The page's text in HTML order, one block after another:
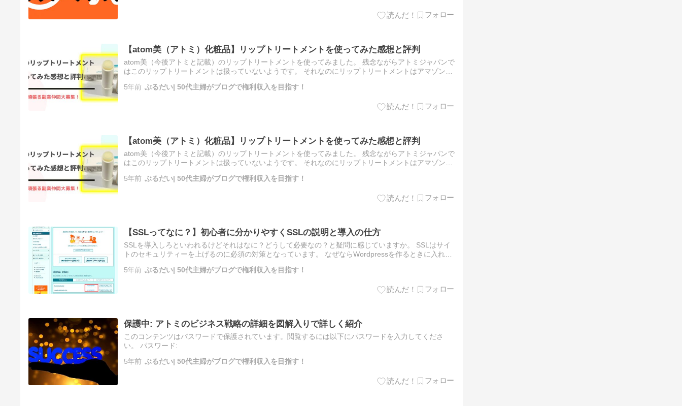
【atom美（アトミ）化粧品】リップトリートメントを使ってみた感想と評判
atom美（今後アトミと記載）のリップトリートメントを使ってみました。 残念ながらアトミジャパンで
はこのリップトリートメントは扱っていないようです。 それなのにリップトリートメントはアマゾンや
5年前 ぶるだい| 50代主婦がブログで権利収入を目指す！
【atom美（アトミ）化粧品】リップトリートメントを使ってみた感想と評判
atom美（今後アトミと記載）のリップトリートメントを使ってみました。 残念ながらアトミジャパンで
はこのリップトリートメントは扱っていないようです。 それなのにリップトリートメントはアマゾンや
5年前 ぶるだい| 50代主婦がブログで権利収入を目指す！
【SSLってなに？】初心者に分かりやすくSSLの説明と導入の仕方
SSLを導入しろといわれるけどそれはなに？どうして必要なの？と疑問に感じていますか。 SSLはサイ
トのセキュリティーを上げるのに必須の対策となっています。 なぜならWordpressを作るときに入れる
5年前 ぶるだい| 50代主婦がブログで権利収入を目指す！
保護中: アトミのビジネス戦略の詳細を図解入りで詳しく紹介
このコンテンツはパスワードで保護されています。閲覧するには以下にパスワードを入力してくださ
い。 パスワード:
5年前 ぶるだい| 50代主婦がブログで権利収入を目指す！